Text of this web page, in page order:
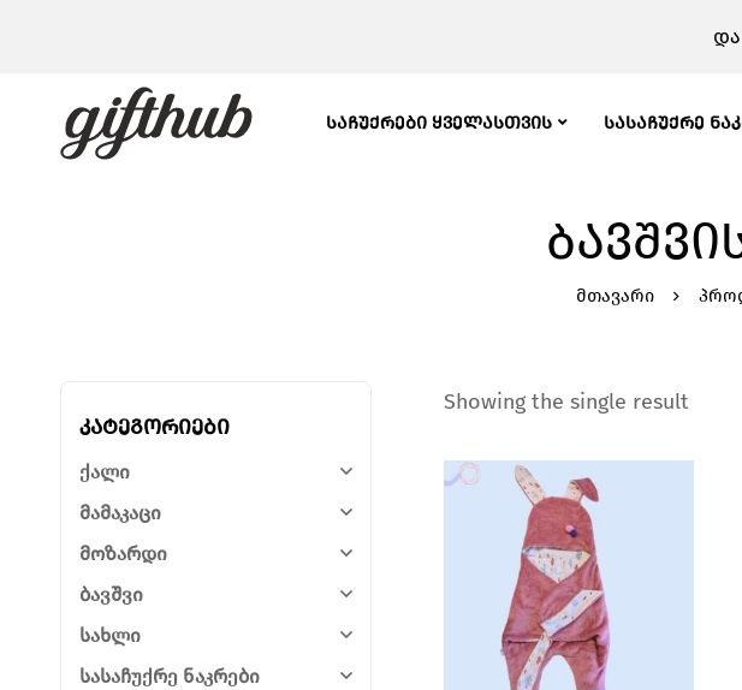
ᲡᲐᲩᲣᲥᲠᲔᲑᲘ ᲧᲕᲔᲚᲐᲡᲗᲕᲘᲡ ᲡᲐᲡᲐᲩᲣᲥᲠᲔ
მთავარი
კატეგორიები
ქალი
მამაკაცი
მოზარდი
ბავშვი
სახლი
სასაჩუქრე ნაკრები
Showing the single result